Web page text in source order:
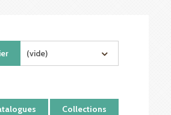
Collections
(vide)